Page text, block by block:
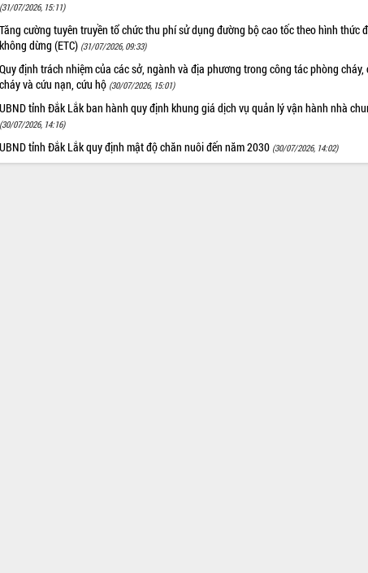
(31/07/2026, 15:11)
Tăng cường tuyên truyền tổ chức thu phí sử dụng đường bộ cao tốc theo hình thức
không dừng (ETC) (31/07/2026, 09:33)
Quy định trách nhiệm của các sở, ngành và địa phương trong công tác phòng cháy,
cháy và cứu nạn, cứu hộ (30/07/2026, 15:01)
UBND tỉnh Đắk Lắk ban hành quy định khung giá dịch vụ quản lý vận hành nhà
(30/07/2026, 14:16)
UBND tỉnh Đắk Lắk quy định mật độ chăn nuôi đến năm 2030 (30/07/2026, 14:02)